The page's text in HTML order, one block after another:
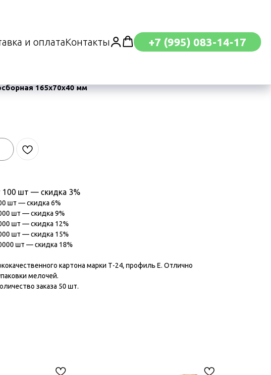
и оплатаКонтакты +7 (995) 083-14-17
165х70х40 мм
100 шт — скидка 3%
шт — скидка 6%
шт — скидка 9%
шт — скидка 12%
шт — скидка 15%
шт — скидка 18%
картона марки Т-24, профиль Е. Отлично
мелочей.
заказа 50 шт.